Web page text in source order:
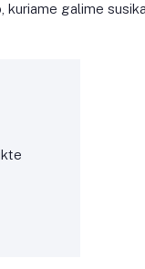
kuriame galime